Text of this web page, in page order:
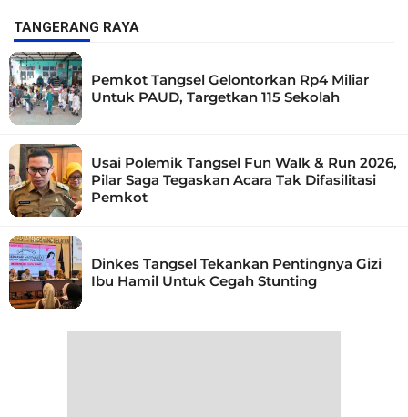
TANGERANG RAYA
Pemkot Tangsel Gelontorkan Rp4 Miliar
Untuk PAUD, Targetkan 115 Sekolah
Usai Polemik Tangsel Fun Walk & Run 2026,
Pilar Saga Tegaskan Acara Tak Difasilitasi
Pemkot
Dinkes Tangsel Tekankan Pentingnya Gizi
Ibu Hamil Untuk Cegah Stunting